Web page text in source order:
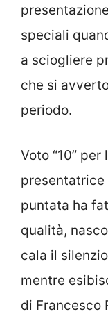
speciali
a sciogliere
che si
periodo.
Voto “10” per
presentatrice
puntata ha
qualità,
cala il
mentre
di Francesco